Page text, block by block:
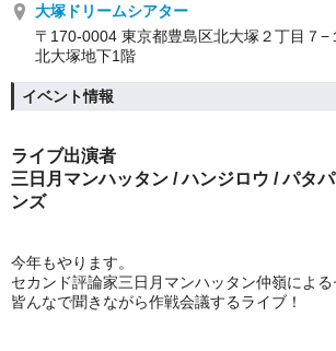
大塚ドリームシアター
〒170-0004 東京都豊島区北大塚２丁目７−
北大塚地下1階
イベント情報
ライブ出演者
三日月マンハッタン / ハンジロウ / パタ
ンズ
今年もやります。
セカンド評論家三日月マンハッタン仲嶺によ
皆んなで聞きながら作戦会議するライブ！